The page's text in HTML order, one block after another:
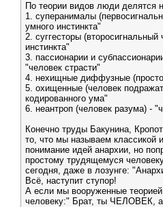
По теории видов люди делятся
1. суперанималы
умного инстинкта"
2. суггесторы
инстинкта"
3. пассионарии и
"человек страсти"
4. нехищные диффузные
5. охищенные (человек
кодированного ума"
6. неантроп (человек разума) -
Конечно труды Бакунина,
то, что мы называем классикой
понимание идей анархии, но
простому трудящемуся
сегодня, даже в лозунге:
Всё, наступит ступор!
А если мы вооруженные
человеку:" Брат, ты ЧЕЛОВЕК,